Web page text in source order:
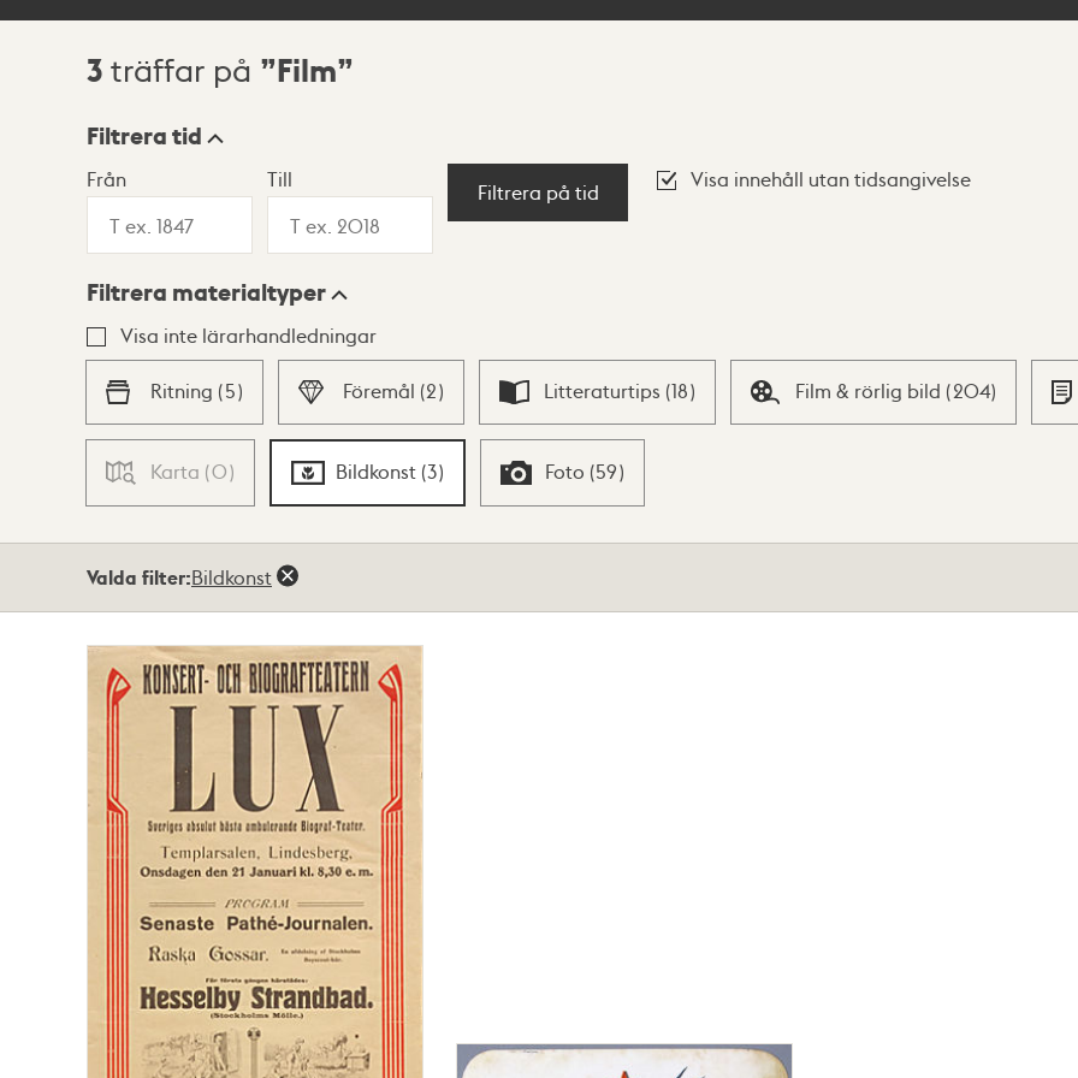
Sökresultat
3 träffar på Film
Visningsläge
Lista Karta
Filtrera tid
Från Till
Filtrera på tid
Visa innehåll utan tidsangivelse
Filtrera materialtyper
Visa inte lärarhandledningar
Ritning (5) Föremål (2) Litteraturtips (18) Film & rörlig bild (204)
Karta (0) Bildkonst (3) Foto (59)
Valda filter:Bildkonst